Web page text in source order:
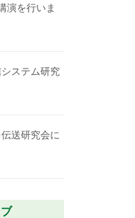
演を行いま
ステム研究
送研究会に